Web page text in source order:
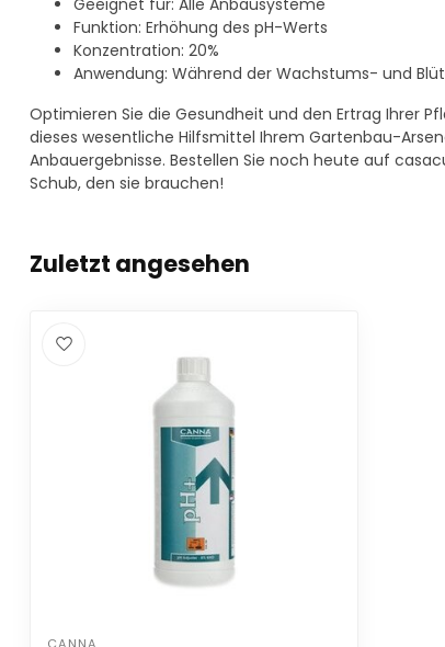
Funktion: Erhöhung des pH-Werts
Konzentration: 20%
Anwendung: Während der Wachstums- und
Optimieren Sie die Gesundheit und den Ertrag Ihrer
dieses wesentliche Hilfsmittel Ihrem Gartenbau-
Anbauergebnisse. Bestellen Sie noch heute auf
Schub, den sie brauchen!
Zuletzt angesehen